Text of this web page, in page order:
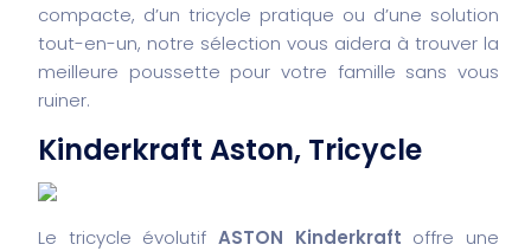
compacte, d’un tricycle pratique ou d’une solution
tout-en-un, notre sélection vous aidera à trouver la
meilleure poussette pour votre famille sans vous
ruiner.
Kinderkraft Aston, Tricycle
Le tricycle évolutif ASTON Kinderkraft offre une